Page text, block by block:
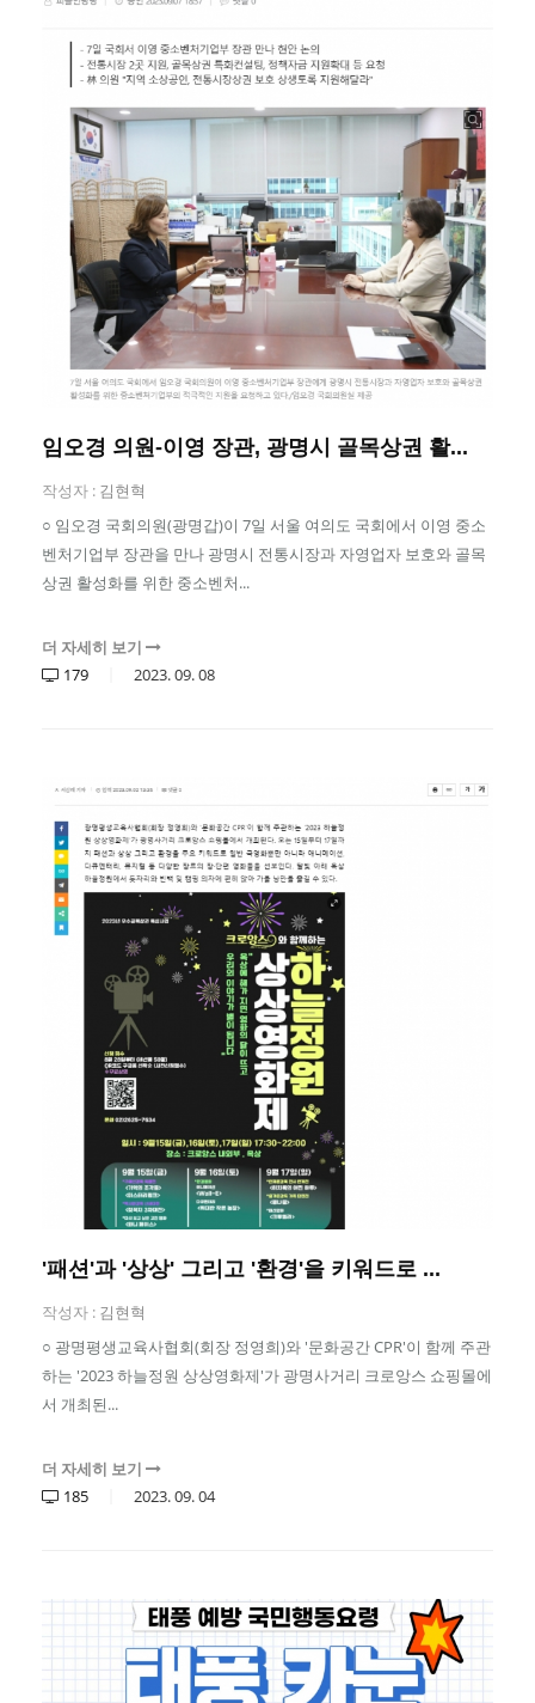
임오경 의원-이영 장관, 광명시 골목상권 활...
작성자 : 김현혁
○ 임오경 국회의원(광명갑)이 7일 서울 여의도 국회에서 이영 중소
벤처기업부 장관을 만나 광명시 전통시장과 자영업자 보호와 골목
상권 활성화를 위한 중소벤처...
더 자세히 보기
179
2023.09.08
'패션'과 '상상' 그리고 '환경'을 키워드로 ...
작성자 : 김현혁
○ 광명평생교육사협회(회장 정영희)와 '문화공간 CPR'이 함께 주관
하는 '2023 하늘정원 상상영화제'가 광명사거리 크로앙스 쇼핑몰에
서 개최된...
더 자세히 보기
185
2023.09.04